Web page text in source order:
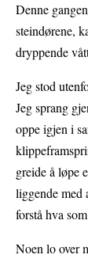
Denne
steindørene,
dryppende
Jeg stod
Jeg sprang
oppe igjen i
greide å løpe
liggende med
forstå hva
Noen lo over